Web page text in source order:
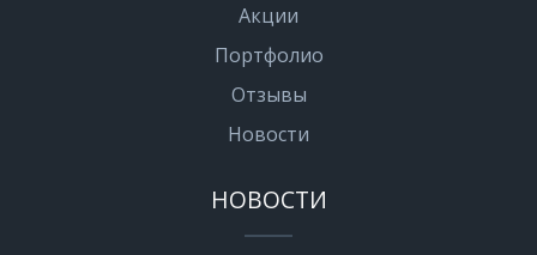
Акции
Портфолио
Отзывы
Новости
НОВОСТИ